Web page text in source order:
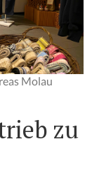
Molau
zu